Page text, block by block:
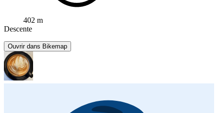
402 m
Descente
Ouvrir dans Bikemap